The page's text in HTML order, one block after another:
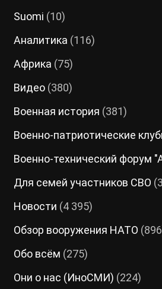
Suomi (10)
Аналитика (116)
Африка (75)
Видео(380)
Военная история (381)
Военно-патриотические
Военно-технический форум
Для семей участников СВО
Новости (4 395)
Обзор вооружения НАТО
Обо всём (275)
Они о нас (ИноСМИ) (224)